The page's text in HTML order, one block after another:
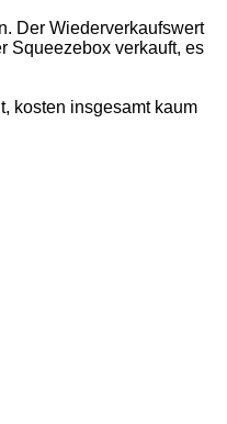
Der Wiederverkaufswert
Squeezebox verkauft, es
kosten insgesamt kaum